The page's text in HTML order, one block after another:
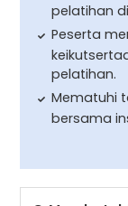
pelatihan
Peserta
pelatihan.
Mematuhi
bersama